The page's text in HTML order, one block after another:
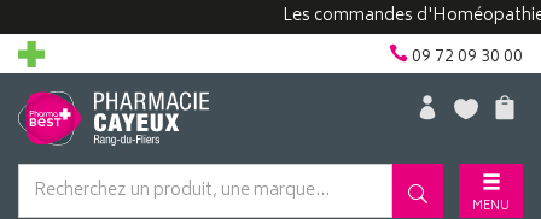
Les commandes d'Homéopathie
09 72 09 30 00
MENU